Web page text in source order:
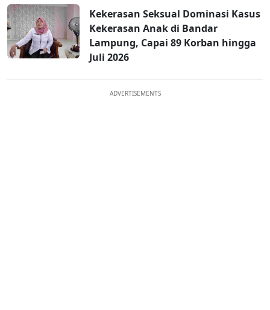
Kekerasan Seksual Dominasi Kasus
Kekerasan Anak di Bandar
Lampung, Capai 89 Korban hingga
Juli 2026
ADVERTISEMENTS